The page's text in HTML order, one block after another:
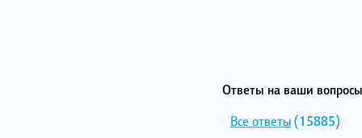
Ответы на ваши
Все ответы(15885)